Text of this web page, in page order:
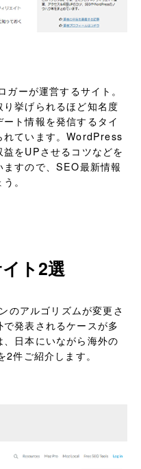
ーが運営するサイト。
挙げられるほど知名度
ト情報を発信するタイ
れています。WordPress
をUPさせるコツなどを
すので、SEO最新情報
。
ト2選
のアルゴリズムが変更さ
発表されるケースが多
日本にいながら海外の
件ご紹介します。